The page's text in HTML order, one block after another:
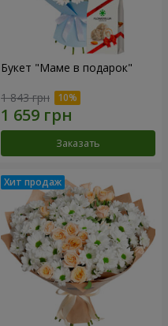
Букет "Маме в подарок"
1 843 грн
Заказать